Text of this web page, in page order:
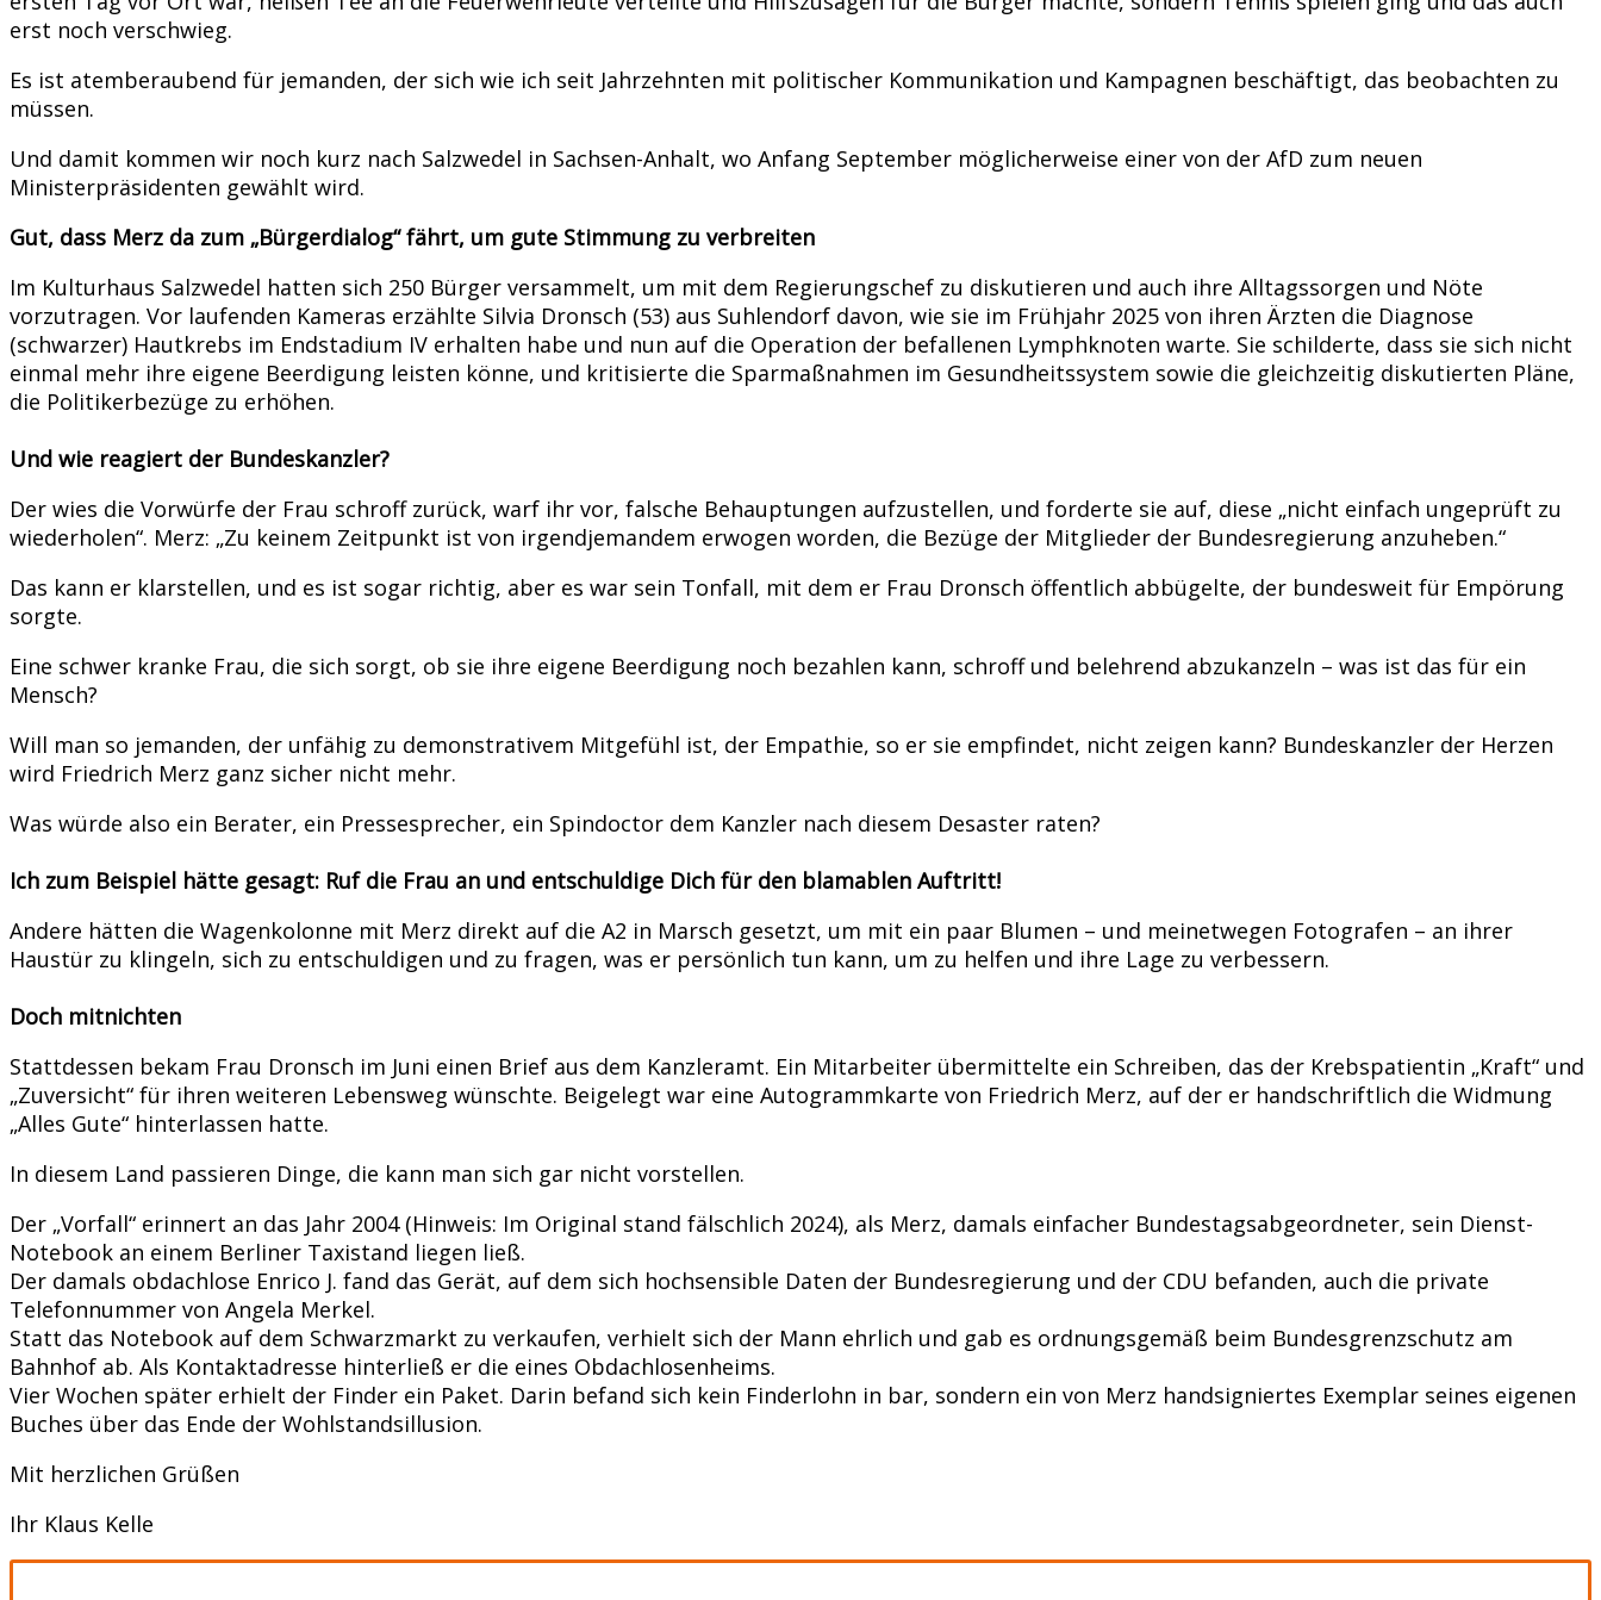
erst noch verschwieg.
Es ist atemberaubend für jemanden, der sich wie ich seit Jahrzehnten mit politischer Kommunikation und Kampagnen beschäftigt, das beobachten zu
müssen.
Und damit kommen wir noch kurz nach Salzwedel in Sachsen-Anhalt, wo Anfang September möglicherweise einer von der AfD zum neuen
Ministerpräsidenten gewählt wird.
Gut, dass Merz da zum „Bürgerdialog“ fährt, um gute Stimmung zu verbreiten
Im Kulturhaus Salzwedel hatten sich 250 Bürger versammelt, um mit dem Regierungschef zu diskutieren und auch ihre Alltagssorgen und Nöte
vorzutragen. Vor laufenden Kameras erzählte Silvia Dronsch (53) aus Suhlendorf davon, wie sie im Frühjahr 2025 von ihren Ärzten die Diagnose
(schwarzer) Hautkrebs im Endstadium IV erhalten habe und nun auf die Operation der befallenen Lymphknoten warte. Sie schilderte, dass sie sich nicht
einmal mehr ihre eigene Beerdigung leisten könne, und kritisierte die Sparmaßnahmen im Gesundheitssystem sowie die gleichzeitig diskutierten Pläne,
die Politikerbezüge zu erhöhen.
Und wie reagiert der Bundeskanzler?
Der wies die Vorwürfe der Frau schroff zurück, warf ihr vor, falsche Behauptungen aufzustellen, und forderte sie auf, diese „nicht einfach ungeprüft zu
wiederholen“. Merz: „Zu keinem Zeitpunkt ist von irgendjemandem erwogen worden, die Bezüge der Mitglieder der Bundesregierung anzuheben.“
Das kann er klarstellen, und es ist sogar richtig, aber es war sein Tonfall, mit dem er Frau Dronsch öffentlich abbügelte, der bundesweit für Empörung
sorgte.
Eine schwer kranke Frau, die sich sorgt, ob sie ihre eigene Beerdigung noch bezahlen kann, schroff und belehrend abzukanzeln – was ist das für ein
Mensch?
Will man so jemanden, der unfähig zu demonstrativem Mitgefühl ist, der Empathie, so er sie empfindet, nicht zeigen kann? Bundeskanzler der Herzen
wird Friedrich Merz ganz sicher nicht mehr.
Was würde also ein Berater, ein Pressesprecher, ein Spindoctor dem Kanzler nach diesem Desaster raten?
Ich zum Beispiel hätte gesagt: Ruf die Frau an und entschuldige Dich für den blamablen Auftritt!
Andere hätten die Wagenkolonne mit Merz direkt auf die A2 in Marsch gesetzt, um mit ein paar Blumen – und meinetwegen Fotografen – an ihrer
Haustür zu klingeln, sich zu entschuldigen und zu fragen, was er persönlich tun kann, um zu helfen und ihre Lage zu verbessern.
Doch mitnichten
Stattdessen bekam Frau Dronsch im Juni einen Brief aus dem Kanzleramt. Ein Mitarbeiter übermittelte ein Schreiben, das der Krebspatientin „Kraft“ und
„Zuversicht“ für ihren weiteren Lebensweg wünschte. Beigelegt war eine Autogrammkarte von Friedrich Merz, auf der er handschriftlich die Widmung
„Alles Gute“ hinterlassen hatte.
In diesem Land passieren Dinge, die kann man sich gar nicht vorstellen.
Der „Vorfall“ erinnert an das Jahr 2004 (Hinweis: Im Original stand fälschlich 2024), als Merz, damals einfacher Bundestagsabgeordneter, sein Dienst-
Notebook an einem Berliner Taxistand liegen ließ.
Der damals obdachlose Enrico J. fand das Gerät, auf dem sich hochsensible Daten der Bundesregierung und der CDU befanden, auch die private
Telefonnummer von Angela Merkel.
Statt das Notebook auf dem Schwarzmarkt zu verkaufen, verhielt sich der Mann ehrlich und gab es ordnungsgemäß beim Bundesgrenzschutz am
Bahnhof ab. Als Kontaktadresse hinterließ er die eines Obdachlosenheims.
Vier Wochen später erhielt der Finder ein Paket. Darin befand sich kein Finderlohn in bar, sondern ein von Merz handsigniertes Exemplar seines eigenen
Buches über das Ende der Wohlstandsillusion.
Mit herzlichen Grüßen
Ihr Klaus Kelle